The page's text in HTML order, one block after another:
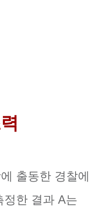
출동한 경찰에
정한 결과 A는